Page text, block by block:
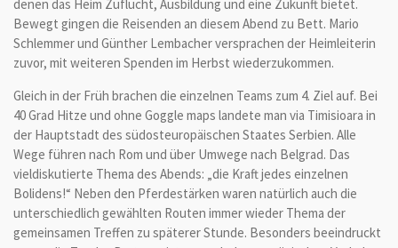
denen das Heim Zuflucht, Ausbildung und eine Zukunft bietet.
Bewegt gingen die Reisenden an diesem Abend zu Bett. Mario
Schlemmer und Günther Lembacher versprachen der Heimleiterin
zuvor, mit weiteren Spenden im Herbst wiederzukommen.
Gleich in der Früh brachen die einzelnen Teams zum 4. Ziel auf. Bei
40 Grad Hitze und ohne Goggle maps landete man via Timisioara in
der Hauptstadt des südosteuropäischen Staates Serbien. Alle
Wege führen nach Rom und über Umwege nach Belgrad. Das
vieldiskutierte Thema des Abends: „die Kraft jedes einzelnen
Bolidens!“ Neben den Pferdestärken waren natürlich auch die
unterschiedlich gewählten Routen immer wieder Thema der
gemeinsamen Treffen zu späterer Stunde. Besonders beeindruckt